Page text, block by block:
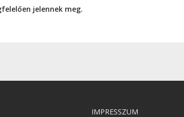
jelennek meg.
IMPRESSZUM